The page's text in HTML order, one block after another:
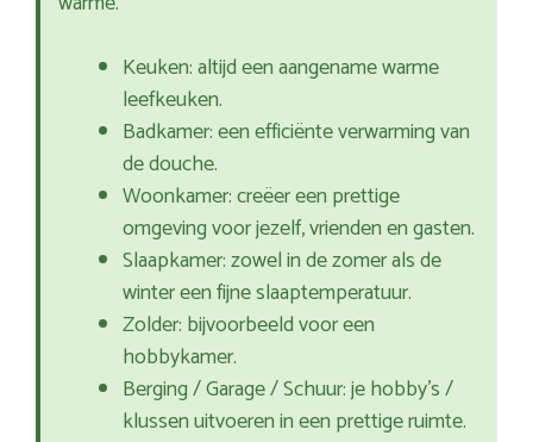
Keuken: altijd een aangename warme
leefkeuken.
Badkamer: een efficiënte verwarming van
de douche.
Woonkamer: creëer een prettige
omgeving voor jezelf, vrienden en gasten.
Slaapkamer: zowel in de zomer als de
winter een fijne slaaptemperatuur.
Zolder: bijvoorbeeld voor een
hobbykamer.
Berging / Garage / Schuur: je hobby’s /
klussen uitvoeren in een prettige ruimte.